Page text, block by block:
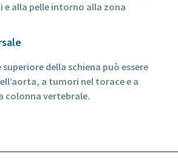
e alla pelle intorno alla zona
della schiena può essere
a tumori nel torace e a
colonna vertebrale.